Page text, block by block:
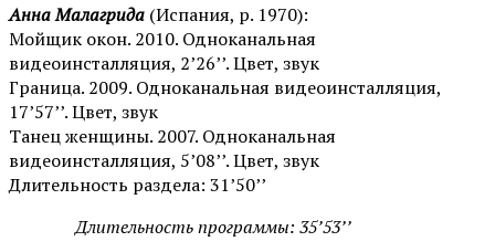
Анна Малагрида (Испания, р. 1970):
Мойщик окон. 2010. Одноканальная
видеоинсталляция, 2’26’’. Цвет, звук
Граница. 2009. Одноканальная видеоинсталляция,
17’57’’. Цвет, звук
Танец женщины. 2007. Одноканальная
видеоинсталляция, 5’08’’. Цвет, звук
Длительность раздела: 31’50’’
Длительность программы: 35’53’’